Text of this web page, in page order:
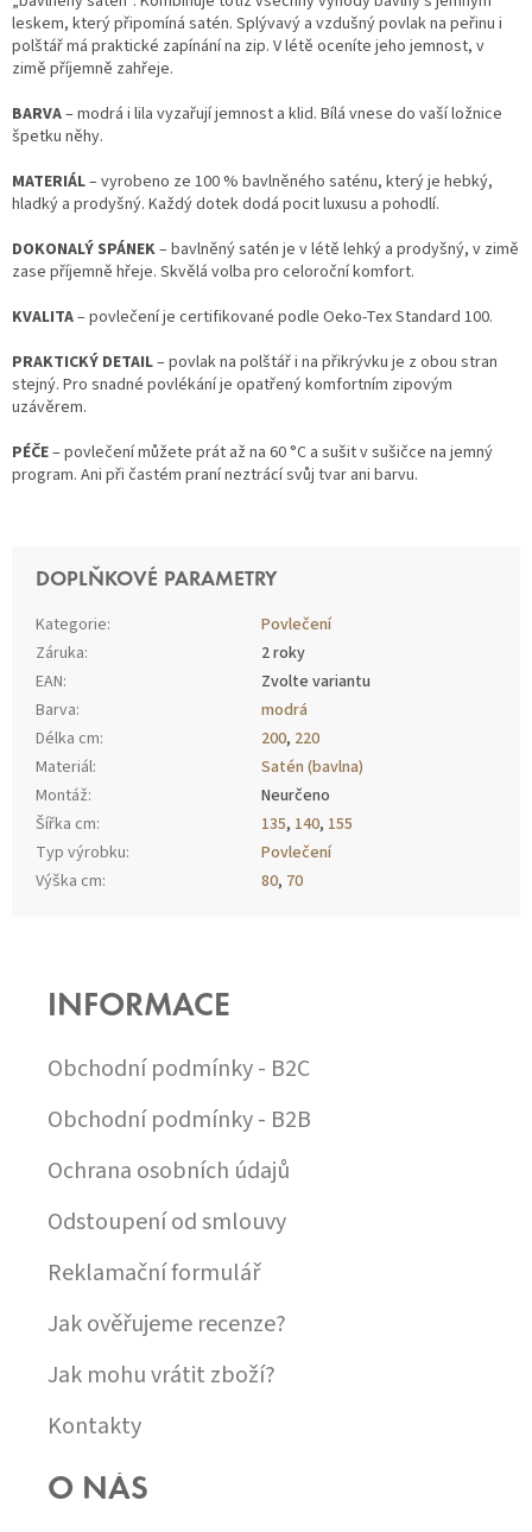
leskem, který připomíná satén. Splývavý a vzdušný povlak na peřinu i
polštář má praktické zapínání na zip. V létě oceníte jeho jemnost, v
zimě příjemně zahřeje.
BARVA– modrá i lila vyzařují jemnost a klid. Bílá vnese do vaší ložnice
špetku něhy.
MATERIÁL– vyrobeno ze 100 % bavlněného saténu, který je hebký,
hladký a prodyšný. Každý dotek dodá pocit luxusu a pohodlí.
DOKONALÝ SPÁNEK– bavlněný satén je v létě lehký a prodyšný, v zimě
zase příjemně hřeje. Skvělá volba pro celoroční komfort.
KVALITA– povlečení je certifikované podle Oeko-Tex Standard 100.
PRAKTICKÝ DETAIL– povlak na polštář i na přikrývku je z obou stran
stejný. Pro snadné povlékání je opatřený komfortním zipovým
uzávěrem.
PÉČE– povlečení můžete prát až na 60 °C a sušit v sušičce na jemný
program. Ani při častém praní neztrácí svůj tvar ani barvu.
DOPLŇKOVÉ PARAMETRY
Kategorie:
Povlečení
Záruka:
2 roky
EAN:
Zvolte variantu
Barva:
modrá
Délka cm: 200, 220
Materiál:
Satén (bavlna)
Montáž:
Neurčeno
Šířka cm: 135, 140, 155
Typ výrobku:
Povlečení
Výška cm: 80, 70
INFORMACE
Obchodní podmínky - B2C
Obchodní podmínky - B2B
Ochrana osobních údajů
Odstoupení od smlouvy
Reklamační formulář
Jak ověřujeme recenze?
Jak mohu vrátit zboží?
Kontakty
O NÁS